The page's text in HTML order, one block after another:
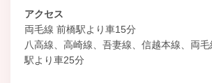
アクセス
両毛線 前橋駅より車15分
八高線、高崎線、吾妻線、信越本線、両
駅より車25分